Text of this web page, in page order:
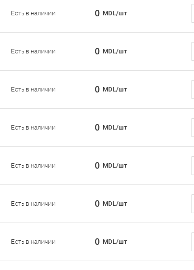
Есть в наличии 0 MDL/шт
Есть в наличии 0 MDL/шт
Есть в наличии 0 MDL/шт
Есть в наличии 0 MDL/шт
Есть в наличии 0 MDL/шт
Есть в наличии 0 MDL/шт
Есть в наличии 0 MDL/шт